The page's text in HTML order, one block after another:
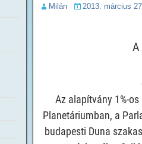
Milán 2013. március
Az alapítvány 1%-
Planetáriumban, a
budapesti Duna